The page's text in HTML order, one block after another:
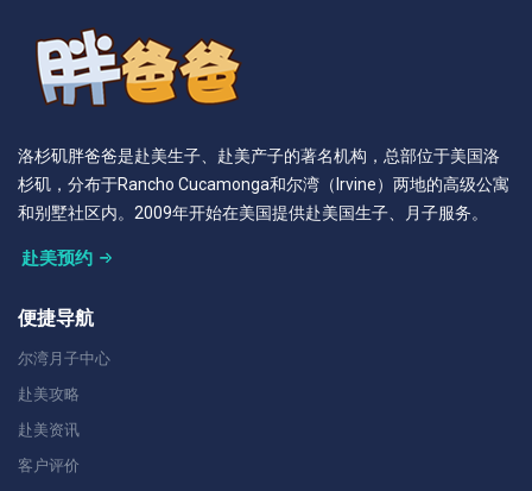
洛杉矶胖爸爸是赴美生子、赴美产子的著名机构，总部位于美国洛
杉矶，分布于Rancho Cucamonga和尔湾（Irvine）两地的高级公寓
和别墅社区内。2009年开始在美国提供赴美国生子、月子服务。
赴美预约
便捷导航
尔湾月子中心
赴美攻略
赴美资讯
客户评价